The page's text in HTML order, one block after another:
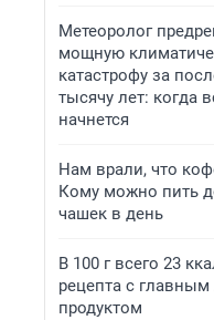
Метеоролог
мощную
катастрофу за
тысячу лет: когда
начнется
Нам врали, что
Кому можно пить
чашек в день
В 100 г всего 23
рецепта с
продуктом